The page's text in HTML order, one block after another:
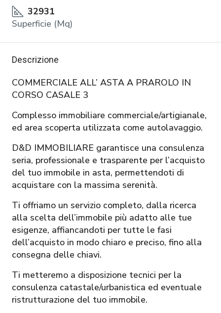
32931
Superficie (Mq)
Descrizione
COMMERCIALE ALL’ ASTA A PRAROLO IN
CORSO CASALE 3
Complesso immobiliare commerciale/artigianale,
ed area scoperta utilizzata come autolavaggio.
D&D IMMOBILIARE garantisce una consulenza
seria, professionale e trasparente per l’acquisto
del tuo immobile in asta, permettendoti di
acquistare con la massima serenità.
Ti offriamo un servizio completo, dalla ricerca
alla scelta dell’immobile più adatto alle tue
esigenze, affiancandoti per tutte le fasi
dell’acquisto in modo chiaro e preciso, fino alla
consegna delle chiavi.
Ti metteremo a disposizione tecnici per la
consulenza catastale/urbanistica ed eventuale
ristrutturazione del tuo immobile.